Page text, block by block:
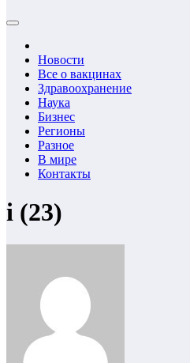
Новости
Все о вакцинах
Здравоохранение
Наука
Бизнес
Регионы
Разное
В мире
Контакты
i (23)